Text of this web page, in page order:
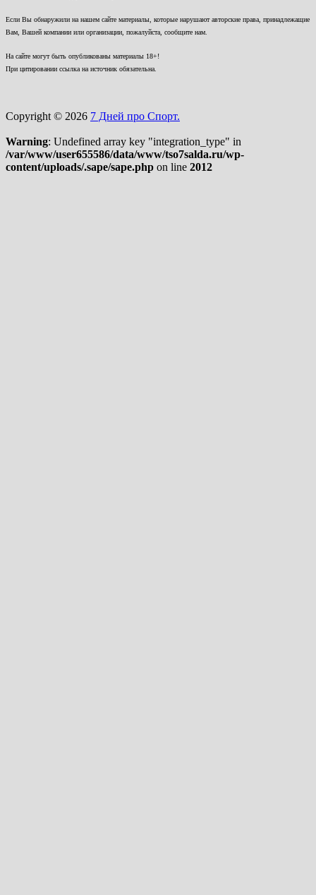
Если Вы обнаружили на нашем сайте материалы, которые нарушают авторские права, принадлежащие
Вам, Вашей компании или организации, пожалуйста, сообщите нам.
На сайте могут быть опубликованы материалы 18+!
При цитировании ссылка на источник обязательна.
Copyright © 2026 7 Дней про Спорт.
Warning: Undefined array key "integration_type" in
/var/www/user655586/data/www/tso7salda.ru/wp-
content/uploads/.sape/sape.php on line 2012